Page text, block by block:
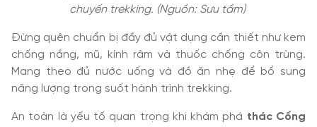
chuyến trekking. (Nguồn: Sưu tầm)
Đừng quên chuẩn bị đầy đủ vật dụng cần thiết như kem
chống nắng, mũ, kính râm và thuốc chống côn trùng.
Mang theo đủ nước uống và đồ ăn nhẹ để bổ sung
năng lượng trong suốt hành trình trekking.
An toàn là yếu tố quan trọng khi khám phá thác Cổng